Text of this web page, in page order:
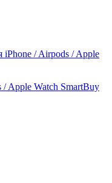
/ Apple Watch SmartBuy